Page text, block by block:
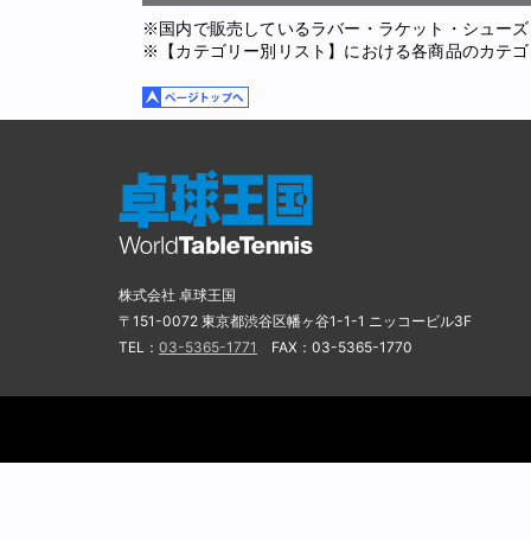
※国内で販売しているラバー・ラケット・シュー
※【カテゴリー別リスト】における各商品のカテ
株式会社 卓球王国
〒151-0072 東京都渋谷区幡ヶ谷1-1-1 ニッコービル3F
TEL： 03-5365-1771 FAX：03-5365-1770